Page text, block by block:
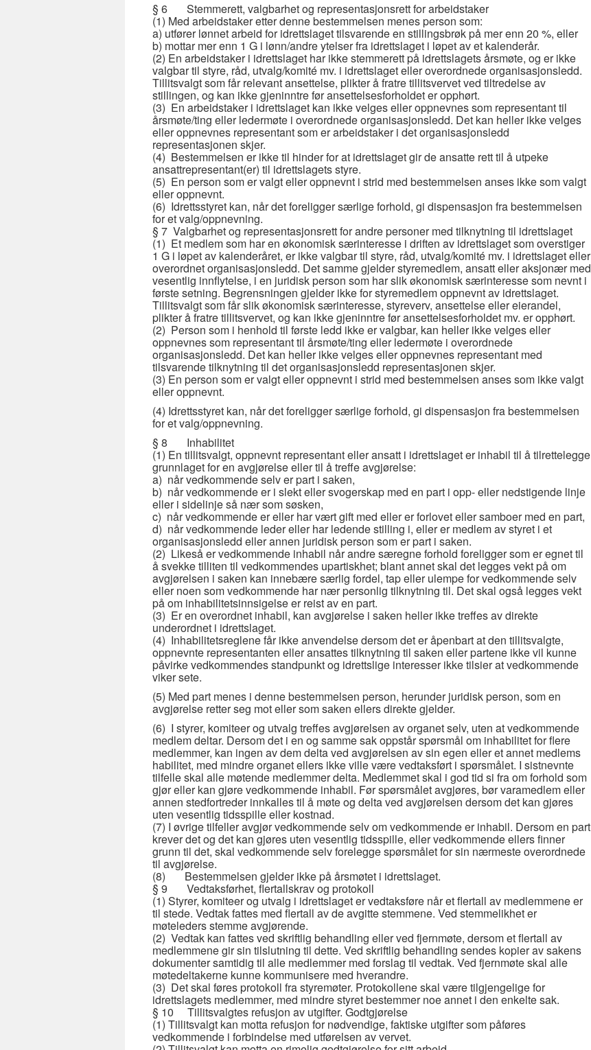
§ 6 Stemmerett, valgbarhet og representasjonsrett for arbeidstaker
(1) Med arbeidstaker etter denne bestemmelsen menes person som:
a) utfører lønnet arbeid for idrettslaget tilsvarende en stillingsbrøk på mer enn 20 %, eller
b) mottar mer enn 1 G i lønn/andre ytelser fra idrettslaget i løpet av et kalenderår.
(2) En arbeidstaker i idrettslaget har ikke stemmerett på idrettslagets årsmøte, og er ikke
valgbar til styre, råd, utvalg/komité mv. i idrettslaget eller overordnede organisasjonsledd.
Tillitsvalgt som får relevant ansettelse, plikter å fratre tillitsvervet ved tiltredelse av
stillingen, og kan ikke gjeninntre før ansettelsesforholdet er opphørt.
(3) En arbeidstaker i idrettslaget kan ikke velges eller oppnevnes som representant til
årsmøte/ting eller ledermøte i overordnede organisasjonsledd. Det kan heller ikke velges
eller oppnevnes representant som er arbeidstaker i det organisasjonsledd
representasjonen skjer.
(4) Bestemmelsen er ikke til hinder for at idrettslaget gir de ansatte rett til å utpeke
ansattrepresentant(er) til idrettslagets styre.
(5) En person som er valgt eller oppnevnt i strid med bestemmelsen anses ikke som valgt
eller oppnevnt.
(6) Idrettsstyret kan, når det foreligger særlige forhold, gi dispensasjon fra bestemmelsen
for et valg/oppnevning.
§ 7 Valgbarhet og representasjonsrett for andre personer med tilknytning til idrettslaget
(1) Et medlem som har en økonomisk særinteresse i driften av idrettslaget som overstiger
1 G i løpet av kalenderåret, er ikke valgbar til styre, råd, utvalg/komité mv. i idrettslaget eller
overordnet organisasjonsledd. Det samme gjelder styremedlem, ansatt eller aksjonær med
vesentlig innflytelse, i en juridisk person som har slik økonomisk særinteresse som nevnt i
første setning. Begrensningen gjelder ikke for styremedlem oppnevnt av idrettslaget.
Tillitsvalgt som får slik økonomisk særinteresse, styreverv, ansettelse eller eierandel,
plikter å fratre tillitsvervet, og kan ikke gjeninntre før ansettelsesforholdet mv. er opphørt.
(2) Person som i henhold til første ledd ikke er valgbar, kan heller ikke velges eller
oppnevnes som representant til årsmøte/ting eller ledermøte i overordnede
organisasjonsledd. Det kan heller ikke velges eller oppnevnes representant med
tilsvarende tilknytning til det organisasjonsledd representasjonen skjer.
(3) En person som er valgt eller oppnevnt i strid med bestemmelsen anses som ikke valgt
eller oppnevnt.
(4) Idrettsstyret kan, når det foreligger særlige forhold, gi dispensasjon fra bestemmelsen
for et valg/oppnevning.
§ 8 Inhabilitet
(1) En tillitsvalgt, oppnevnt representant eller ansatt i idrettslaget er inhabil til å tilrettelegge
grunnlaget for en avgjørelse eller til å treffe avgjørelse:
a) når vedkommende selv er part i saken,
b) når vedkommende er i slekt eller svogerskap med en part i opp- eller nedstigende linje
eller i sidelinje så nær som søsken,
c) når vedkommende er eller har vært gift med eller er forlovet eller samboer med en part,
d) når vedkommende leder eller har ledende stilling i, eller er medlem av styret i et
organisasjonsledd eller annen juridisk person som er part i saken.
(2) Likeså er vedkommende inhabil når andre særegne forhold foreligger som er egnet til
å svekke tilliten til vedkommendes upartiskhet; blant annet skal det legges vekt på om
avgjørelsen i saken kan innebære særlig fordel, tap eller ulempe for vedkommende selv
eller noen som vedkommende har nær personlig tilknytning til. Det skal også legges vekt
på om inhabilitetsinnsigelse er reist av en part.
(3) Er en overordnet inhabil, kan avgjørelse i saken heller ikke treffes av direkte
underordnet i idrettslaget.
(4) Inhabilitetsreglene får ikke anvendelse dersom det er åpenbart at den tillitsvalgte,
oppnevnte representanten eller ansattes tilknytning til saken eller partene ikke vil kunne
påvirke vedkommendes standpunkt og idrettslige interesser ikke tilsier at vedkommende
viker sete.
(5) Med part menes i denne bestemmelsen person, herunder juridisk person, som en
avgjørelse retter seg mot eller som saken ellers direkte gjelder.
(6) I styrer, komiteer og utvalg treffes avgjørelsen av organet selv, uten at vedkommende
medlem deltar. Dersom det i en og samme sak oppstår spørsmål om inhabilitet for flere
medlemmer, kan ingen av dem delta ved avgjørelsen av sin egen eller et annet medlems
habilitet, med mindre organet ellers ikke ville være vedtaksført i spørsmålet. I sistnevnte
tilfelle skal alle møtende medlemmer delta. Medlemmet skal i god tid si fra om forhold som
gjør eller kan gjøre vedkommende inhabil. Før spørsmålet avgjøres, bør varamedlem eller
annen stedfortreder innkalles til å møte og delta ved avgjørelsen dersom det kan gjøres
uten vesentlig tidsspille eller kostnad.
(7) I øvrige tilfeller avgjør vedkommende selv om vedkommende er inhabil. Dersom en part
krever det og det kan gjøres uten vesentlig tidsspille, eller vedkommende ellers finner
grunn til det, skal vedkommende selv forelegge spørsmålet for sin nærmeste overordnede
til avgjørelse.
(8) Bestemmelsen gjelder ikke på årsmøtet i idrettslaget.
§ 9 Vedtaksførhet, flertallskrav og protokoll
(1) Styrer, komiteer og utvalg i idrettslaget er vedtaksføre når et flertall av medlemmene er
til stede. Vedtak fattes med flertall av de avgitte stemmene. Ved stemmelikhet er
møteleders stemme avgjørende.
(2) Vedtak kan fattes ved skriftlig behandling eller ved fjernmøte, dersom et flertall av
medlemmene gir sin tilslutning til dette. Ved skriftlig behandling sendes kopier av sakens
dokumenter samtidig til alle medlemmer med forslag til vedtak. Ved fjernmøte skal alle
møtedeltakerne kunne kommunisere med hverandre.
(3) Det skal føres protokoll fra styremøter. Protokollene skal være tilgjengelige for
idrettslagets medlemmer, med mindre styret bestemmer noe annet i den enkelte sak.
§ 10 Tillitsvalgtes refusjon av utgifter. Godtgjørelse
(1) Tillitsvalgt kan motta refusjon for nødvendige, faktiske utgifter som påføres
vedkommende i forbindelse med utførelsen av vervet.